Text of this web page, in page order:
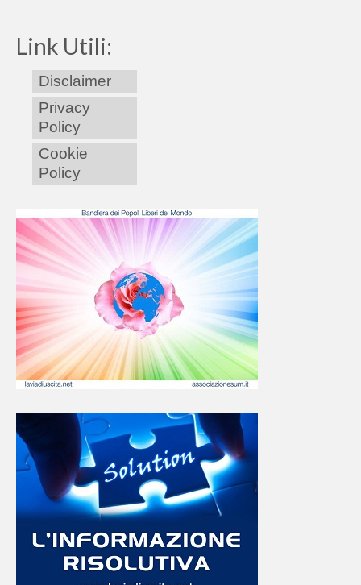
Link Utili:
Disclaimer
Privacy
Policy
Cookie
Policy